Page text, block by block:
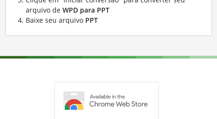
arquivo de WPD para PPT
Baixe seu arquivo PPT